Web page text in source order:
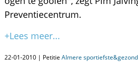
Preventiecentrum.
+Lees meer...
22-01-2010 | Petitie Almere